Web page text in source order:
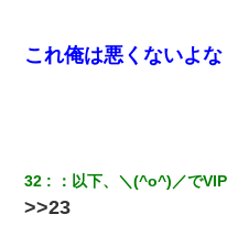
これ俺は悪くないよな
32 ： 以下、＼(^o^)／で
>>23